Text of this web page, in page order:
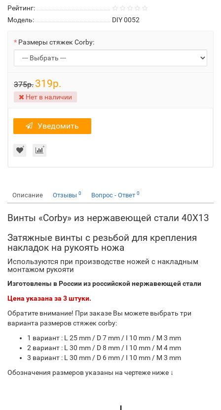
Рейтинг:
Модель:
DIY 0052
Размеры стяжек Corby:
375р. 319р.
Нет в наличии
Уведомить
Описание Отзывы 0 Вопрос - Ответ 0
Винты «Corby» из нержавеющей стали 40Х13
Затяжные винты с резьбой для крепления
накладок на рукоять ножа
Используются при производстве ножей с накладным
монтажом рукояти
Изготовлены в России из российской нержавеющей стали
Цена указана за 3 штуки.
Обратите внимание! При заказе Вы можете выбрать три
варианта размеров стяжек corby:
1 вариант : L 25 mm / D 7 mm / I 10 mm / M 3 mm
2 вариант : L 30 mm / D 8 mm / I 10 mm / M 4 mm
3 вариант : L 30 mm / D 6 mm / I 10 mm / M 3 mm
Обозначения размеров указаны на чертеже ниже ↓